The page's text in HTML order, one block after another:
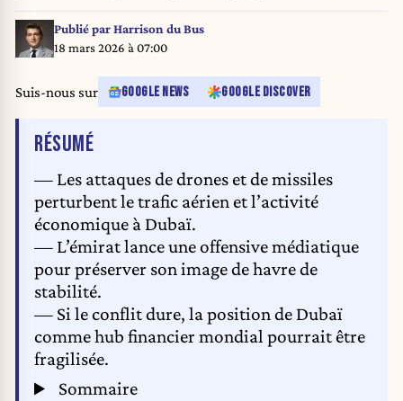
International Airport on March 16, 2026. Flights were gradually resuming
at Dubai airport on March 16, previously the world's busiest for
international flights, the airport operator said, after a "drone-related
AFP
Publié parHarrison du Bus
18 mars 2026 à 07:00
Suis-nous sur GOOGLE NEWS GOOGLE DISCOVER
RÉSUMÉDE L'ARTICLE
— Les attaques de drones et de missiles
perturbent le trafic aérien et l’activité
économique à Dubaï.
— L’émirat lance une offensive médiatique
pour préserver son image de havre de
stabilité.
— Si le conflit dure, la position de Dubaï
comme hub financier mondial pourrait être
fragilisée.
Sommaire